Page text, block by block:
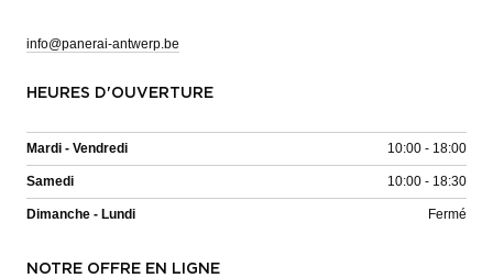
info@panerai-antwerp.be
HEURES D'OUVERTURE
Mardi - Vendredi 10:00 - 18:00
Samedi 10:00 - 18:30
Dimanche - Lundi Fermé
NOTRE OFFRE EN LIGNE